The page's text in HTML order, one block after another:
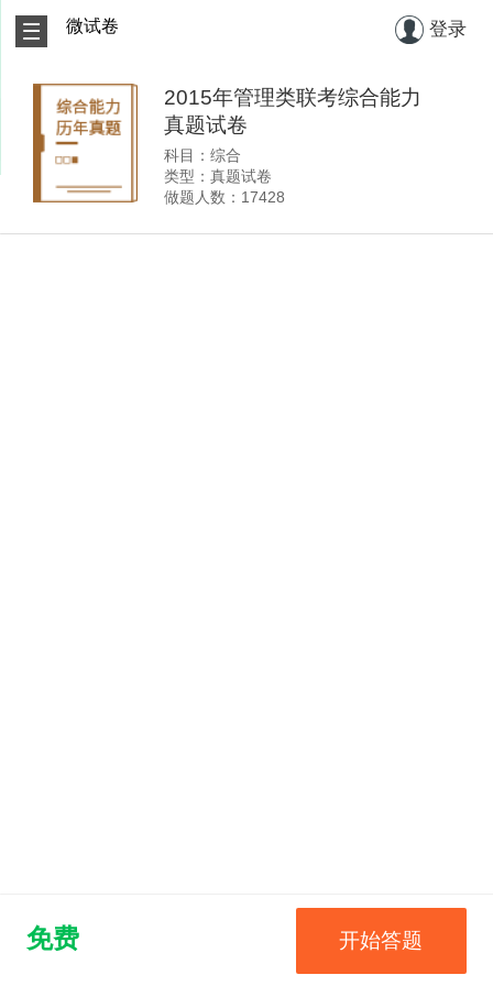
微试卷 登录
2015年管理类联考综合能力
真题试卷
科目：综合
类型：真题试卷
做题人数：17428
免费 开始答题